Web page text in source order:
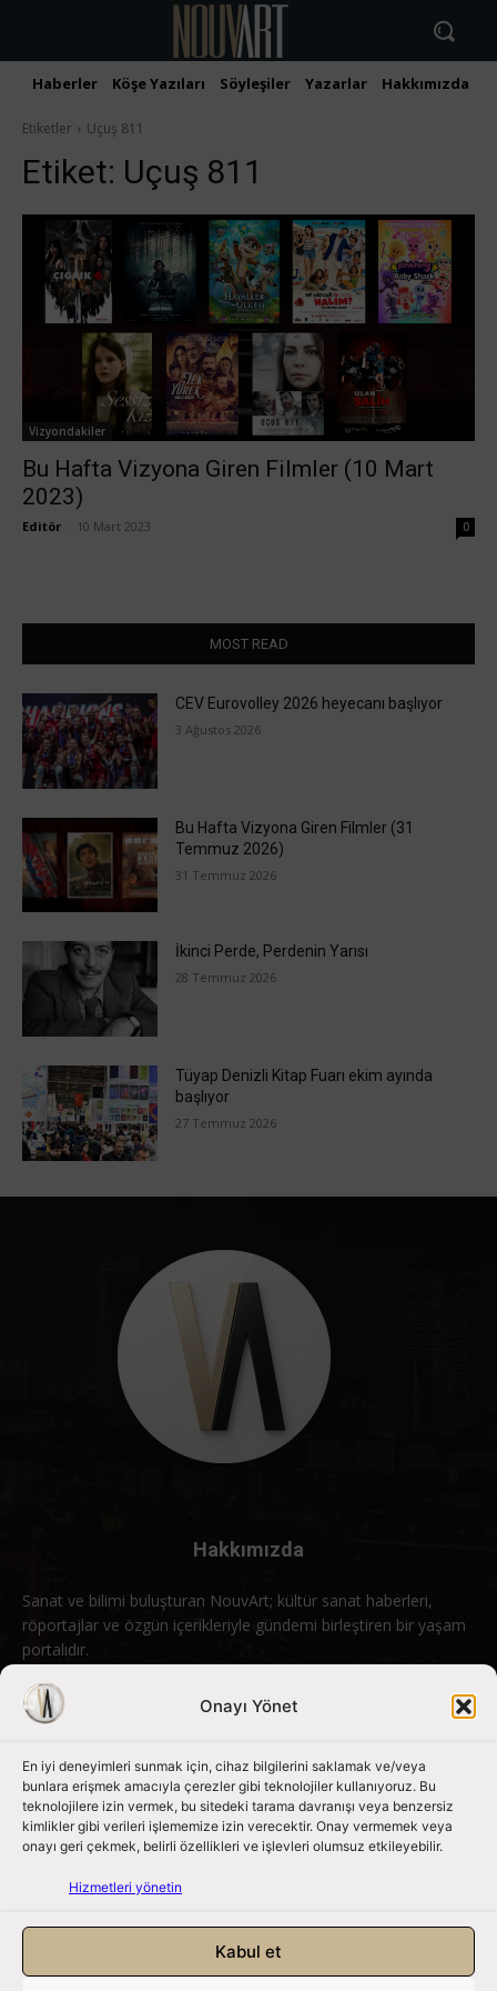
Onayı Yönet
En iyi deneyimleri sunmak için, cihaz bilgilerini saklamak ve/veya
bunlara erişmek amacıyla çerezler gibi teknolojiler kullanıyoruz. Bu
teknolojilere izin vermek, bu sitedeki tarama davranışı veya benzersiz
kimlikler gibi verileri işlememize izin verecektir. Onay vermemek veya
onayı geri çekmek, belirli özellikleri ve işlevleri olumsuz etkileyebilir.
Hizmetleri yönetin
Kabul et
Haberler Köşe Yazıları Söyleşiler Yazarlar Hakkımızda
Etiketler Uçuş 811
Etiket: Uçuş 811
Vizyondakiler
Bu Hafta Vizyona Giren Filmler (10 Mart
2023)
Editör 10 Mart 2023 0
MOST READ
CEV Eurovolley 2026 heyecanı başlıyor
3 Ağustos 2026
Bu Hafta Vizyona Giren Filmler (31
Temmuz 2026)
31 Temmuz 2026
İkinci Perde, Perdenin Yarısı
28 Temmuz 2026
Tüyap Denizli Kitap Fuarı ekim ayında
başlıyor
27 Temmuz 2026
Hakkımızda
Sanat ve bilimi buluşturan NouvArt; kültür sanat haberleri,
röportajlar ve özgün içerikleriyle gündemi birleştiren bir yaşam
portalıdır.
Bizimle iletişime geçin: info@nouvart.net
Bizi Takip Edin